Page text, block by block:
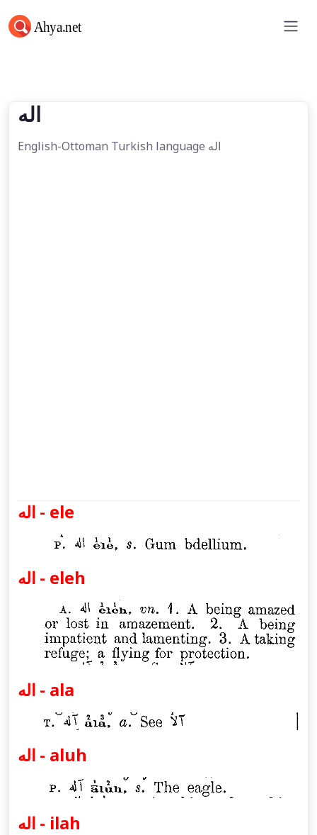
اله
اله
English-Ottoman Turkish language اله
اله - ele
اله - eleh
اله - ala
اله - aluh
اله - ilah